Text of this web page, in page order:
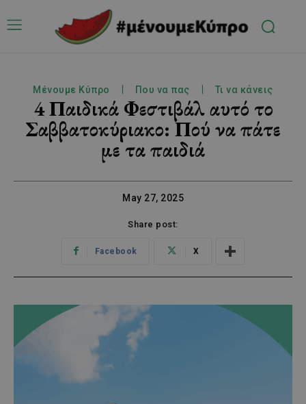
Μένουμε Κύπρο Που να πας Τι να κάνεις
4 Παιδικά Φεστιβάλ αυτό το
Σαββατοκύριακο: Πού να πάτε
με τα παιδιά
May 27, 2025
Share post:
Facebook X